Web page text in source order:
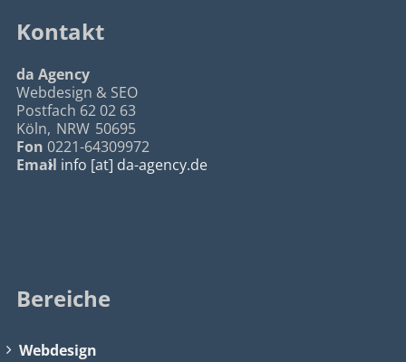
Kontakt
da Agency
Webdesign & SEO
Postfach 62 02 63
Köln, NRW 50695
Fon 0221-64309972
Email info [at] da-agency.de
Bereiche
Webdesign